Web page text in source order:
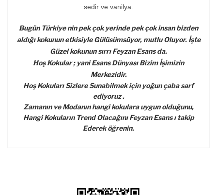
sedir ve vanilya.
Bugün Türkiye nin pek çok yerinde pek çok insan bizden
aldığı kokunun etkisiyle Gülüsümsüyor, mutlu Oluyor. İşte
Güzel kokunun sırrı Feyzan Esans da.
Hoş Kokular ; yani Esans Dünyası Bizim İşimizin
Merkezidir.
Hoş Kokuları Sizlere Sunabilmek için yoğun çaba sarf
ediyoruz .
Zamanın ve Modanın hangi kokulara uygun olduğunu,
Hangi Kokuların Trend Olacağını Feyzan Esans ı takip
Ederek öğrenin.